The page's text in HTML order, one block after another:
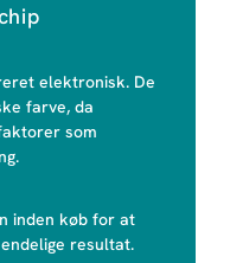
elektronisk. De
farve, da
som
inden køb for at
resultat.